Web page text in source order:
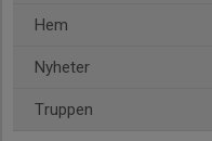
Hem
Nyheter
Truppen